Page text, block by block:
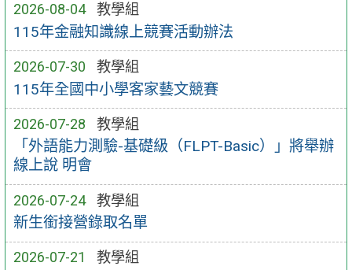
2026-08-04 教學組
115年金融知識線上競賽活動辦法
2026-07-30 教學組
115年全國中小學客家藝文競賽
2026-07-28 教學組
「外語能力測驗-基礎級（FLPT-Basic）」將舉辦
線上說 明會
2026-07-24 教學組
新生銜接營錄取名單
2026-07-21 教學組